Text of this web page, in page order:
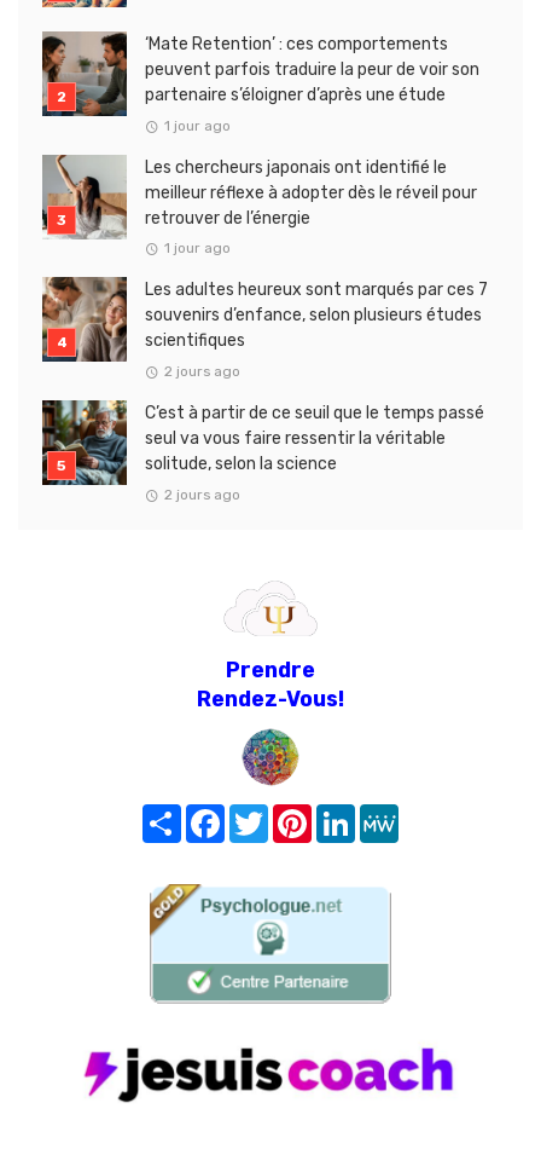
‘Mate Retention’ : ces comportements
peuvent parfois traduire la peur de voir son
partenaire s’éloigner d’après une étude
1 jour ago
Les chercheurs japonais ont identifié le
meilleur réflexe à adopter dès le réveil pour
retrouver de l’énergie
1 jour ago
Les adultes heureux sont marqués par ces 7
souvenirs d’enfance, selon plusieurs études
scientifiques
2 jours ago
C’est à partir de ce seuil que le temps passé
seul va vous faire ressentir la véritable
solitude, selon la science
2 jours ago
Prendre
Rendez-Vous!
Share FacebookTwitterPinterest
LinkedIn